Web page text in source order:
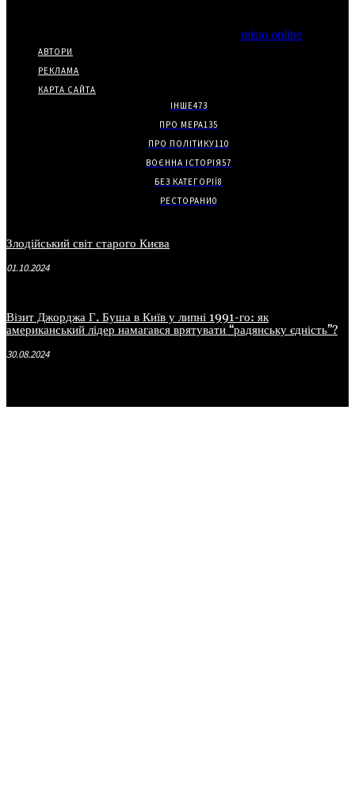
misto online
АВТОРИ
РЕКЛАМА
КАРТА САЙТА
ІНШЕ473
ПРО МЕРА135
ПРО ПОЛІТИКУ110
ВОЄННА ІСТОРІЯ57
БЕЗ КАТЕГОРІЇ8
РЕСТОРАНИ0
Злодійський світ старого Києва
01.10.2024
Візит Джорджа Г. Буша в Київ у липні 1991-го: як
американський лідер намагався врятувати “радянську єдність”?
30.08.2024